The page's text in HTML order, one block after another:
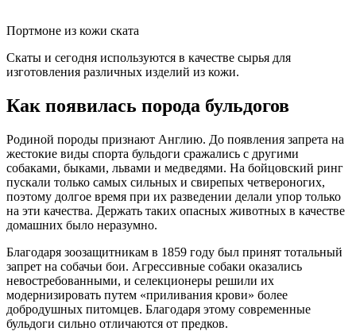
Портмоне из кожи ската
Скаты и сегодня используются в качестве сырья для
изготовления различных изделий из кожи.
Как появилась порода бульдогов
Родиной породы признают Англию. До появления запрета на
жестокие виды спорта бульдоги сражались с другими
собаками, быками, львами и медведями. На бойцовский ринг
пускали только самых сильных и свирепых четвероногих,
поэтому долгое время при их разведении делали упор только
на эти качества. Держать таких опасных животных в качестве
домашних было неразумно.
Благодаря зоозащитникам в 1859 году был принят тотальный
запрет на собачьи бои. Агрессивные собаки оказались
невостребованными, и селекционеры решили их
модернизировать путем «приливания крови» более
добродушных питомцев. Благодаря этому современные
бульдоги сильно отличаются от предков.